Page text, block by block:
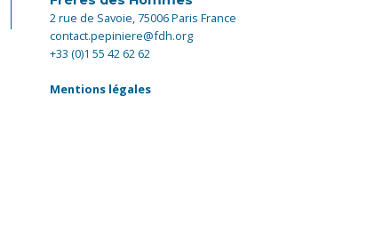
2 rue de Savoie, 75006 Paris France
contact.pepiniere@fdh.org
+33 (0)1 55 42 62 62
Mentions légales